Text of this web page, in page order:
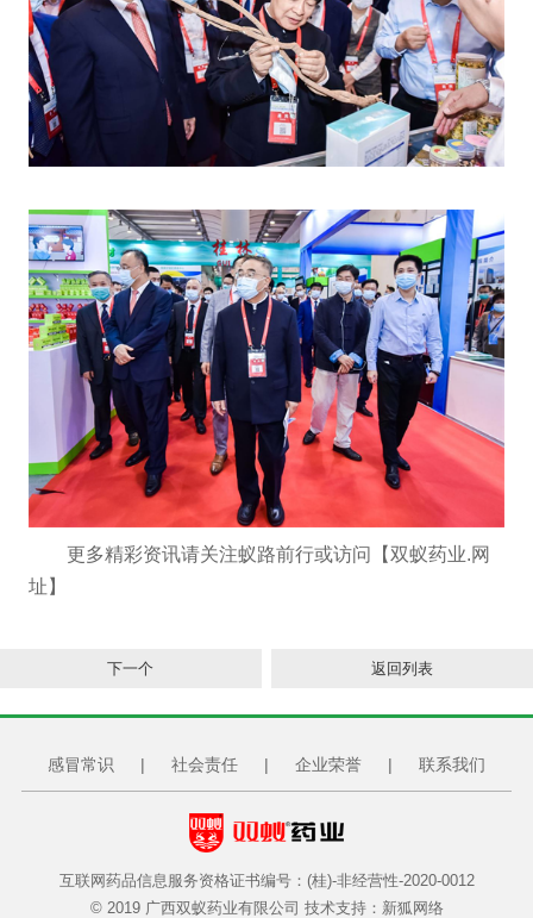
更多精彩资讯请关注蚁路前行或访问【双蚁药业.网
址】
下一个 返回列表
感冒常识 | 社会责任 | 企业荣誉 | 联系我们
互联网药品信息服务资格证书编号：(桂)-非经营性-2020-0012
© 2019 广西双蚁药业有限公司 技术支持： 新狐网络